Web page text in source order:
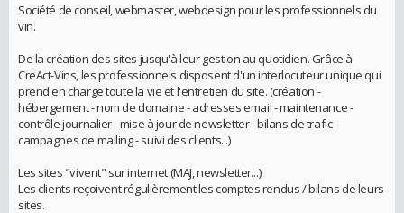
Société de conseil, webmaster, webdesign pour les professionnels du
vin.
De la création des sites jusqu'à leur gestion au quotidien. Grâce à
CreAct-Vins, les professionnels disposent d'un interlocuteur unique qui
prend en charge toute la vie et l'entretien du site. (création -
hébergement - nom de domaine - adresses email - maintenance -
contrôle journalier - mise à jour de newsletter - bilans de trafic -
campagnes de mailing - suivi des clients...)
Les sites "vivent" sur internet (MAJ, newsletter...).
Les clients reçoivent régulièrement les comptes rendus / bilans de leurs
sites.